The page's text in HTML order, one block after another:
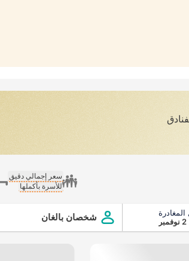
سعر إجمالي دقيق
للأسرة بأكملها
شخصان بالغان